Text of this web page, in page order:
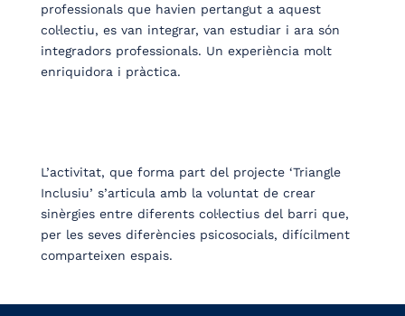
professionals que havien pertangut a aquest
col·lectiu, es van integrar, van estudiar i ara són
integradors professionals. Un experiència molt
enriquidora i pràctica.
L’activitat, que forma part del projecte ‘Triangle
Inclusiu’ s’articula amb la voluntat de crear
sinèrgies entre diferents col·lectius del barri que,
per les seves diferències psicosocials, difícilment
comparteixen espais.